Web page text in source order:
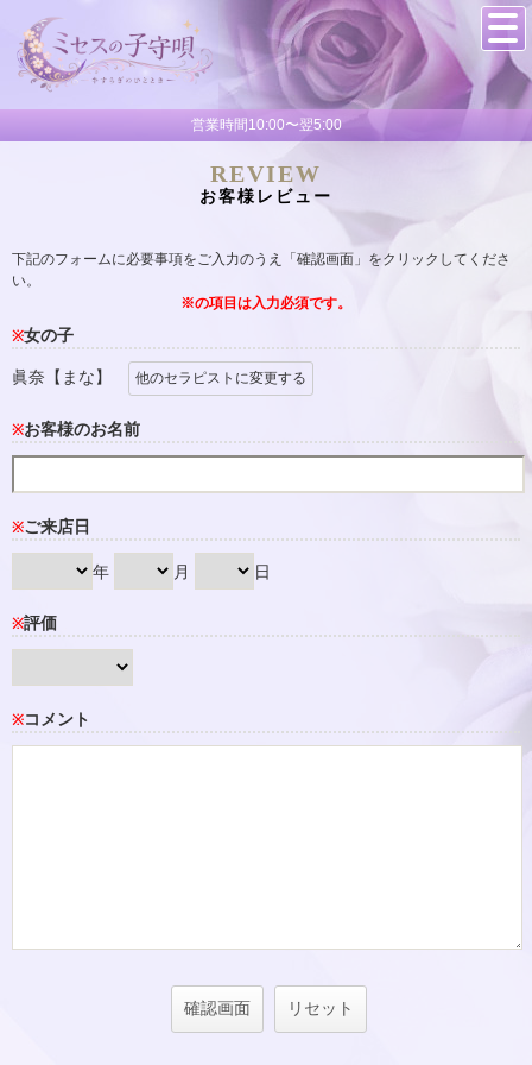
営業時間10:00〜翌5:00
REVIEW
お客様レビュー
下記のフォームに必要事項をご入力のうえ「確認画面」をクリックしてくださ
い。
※の項目は入力必須です。
※女の子
眞奈【まな】 他のセラピストに変更する
※お客様のお名前
※ご来店日
年 月 日
※評価
※コメント